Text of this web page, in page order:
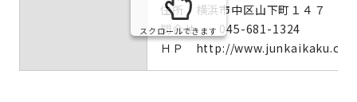
住所 横浜市中区山下町１４７
問合せ 045-681-1324
ＨＰ http://
スクロールできます